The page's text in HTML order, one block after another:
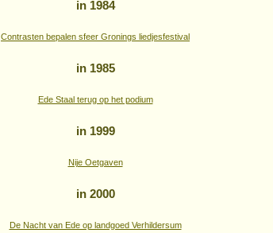
in 1984
Contrasten bepalen sfeer Gronings liedjesfestival
in 1985
Ede Staal terug op het podium
in 1999
Nije Oetgaven
in 2000
De Nacht van Ede op landgoed Verhildersum